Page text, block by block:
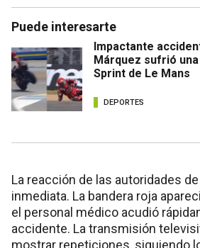
Puede interesarte
Impactante
Márquez sufrió
Sprint de Le Mans
DEPORTES
La reacción de las autoridades
inmediata. La bandera roja
el personal médico acudió
accidente. La transmisión
mostrar repeticiones, siguiendo